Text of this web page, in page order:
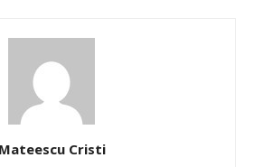
Mateescu Cristi